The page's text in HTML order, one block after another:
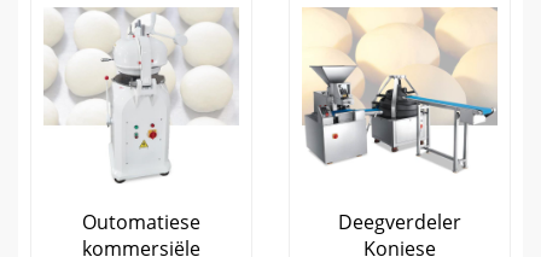
Outomatiese
kommersiële
Deegverdeler
Koniese